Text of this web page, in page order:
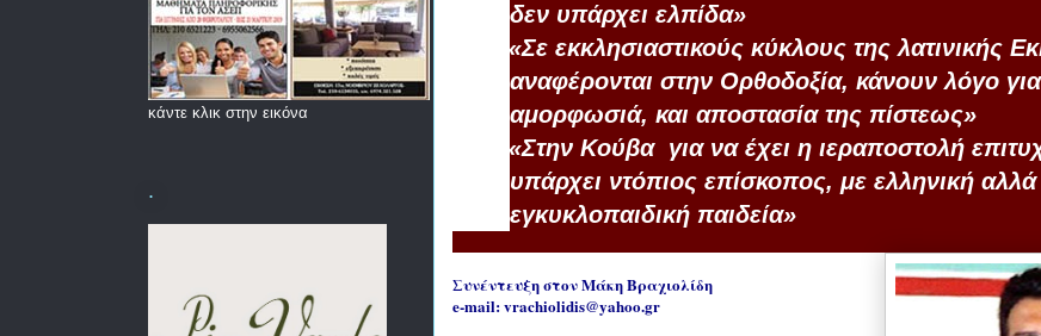
δεν υπάρχει ελπίδα»
«Σε εκκλησιαστικούς κύκλους της λατινικής
αναφέρονται στην Ορθοδοξία, κάνουν λόγο
αμορφωσιά, και αποστασία της πίστεως»
«Στην Κούβα για να έχει η ιεραποστολή
υπάρχει ντόπιος επίσκοπος, με ελληνική αλλά
εγκυκλοπαιδική παιδεία»
Συνέντευξη στον Μάκη Βραχιολίδη
e-mail:vrachiolidis@yahoo.gr
κάντε κλικ στην εικόνα
.